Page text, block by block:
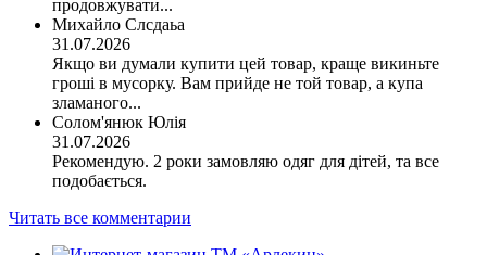
продовжувати...
Михайло Слсдаьа
31.07.2026
Якщо ви думали купити цей товар, краще викиньте
гроші в мусорку. Вам прийде не той товар, а купа
зламаного...
Солом'янюк Юлія
31.07.2026
Рекомендую. 2 роки замовляю одяг для дітей, та все
подобається.
Читать все комментарии